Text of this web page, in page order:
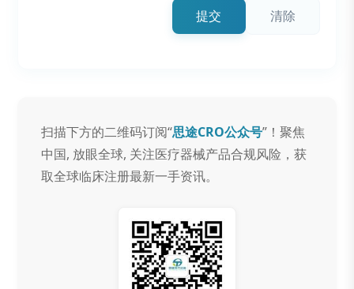
提交 清除
扫描下方的二维码订阅“思途CRO公众号”！聚焦
中国, 放眼全球, 关注医疗器械产品合规风险，获
取全球临床注册最新一手资讯。